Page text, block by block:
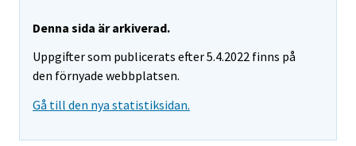
Denna sida är arkiverad.
Uppgifter som publicerats efter 5.4.2022 finns på
den förnyade webbplatsen.
Gå till den nya statistiksidan.